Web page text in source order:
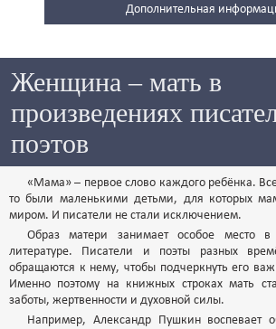
Дополнительная
Женщина – мать в
произведениях
поэтов
«Мама» – первое слово каждого ребёнка.
то были маленькими детьми, для которых
миром. И писатели не стали исключением.
Образ матери занимает особое место
литературе. Писатели и поэты разных
обращаются к нему, чтобы подчеркнуть его
Именно поэтому на книжных строках мать
заботы, жертвенности и духовной силы.
Например, Александр Пушкин воспевает